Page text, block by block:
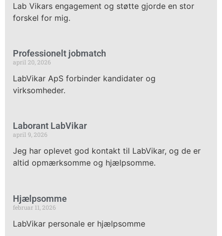
Lab Vikars engagement og støtte gjorde en stor
forskel for mig.
Professionelt jobmatch
april 20, 2026
LabVikar ApS forbinder kandidater og
virksomheder.
Laborant LabVikar
april 9, 2026
Jeg har oplevet god kontakt til LabVikar, og de er
altid opmærksomme og hjælpsomme.
Hjælpsomme
februar 11, 2026
LabVikar personale er hjælpsomme